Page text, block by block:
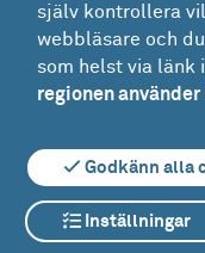
Lokaler
Drift - felanmälan
Om
själv kontrollera
webbläsare och
som helst via länk
regionen
Godkänn alla
Inställningar